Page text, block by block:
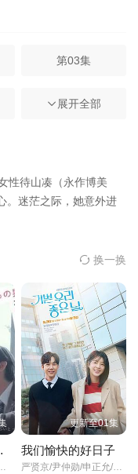
第03集
第06集
展开全部
待山凑（永作博美
。迷茫之际，她意外进
。面对严肃古板、对寿
节奏，也逐渐思考“为自
年人恋爱也在不知不觉
换一换
欢我
Me/Has/A/Crush/On/Me/ย้ายที่นั่งทั้งที/ไหงผู้ชายที่นั่งข้างหลังมาชอบผมได้ล่ะ/
更新至01集
我们愉快的好日子
严贤京/尹仲勋/申正允/尹多英/金惠玉/鲜于在德/尹多勋/文喜京/李商淑/郑孝彬/李家豪/郑永琡/